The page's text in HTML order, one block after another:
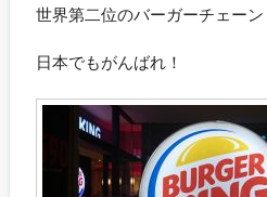
世界第二位のバーガーチェーン
日本でもがんばれ！